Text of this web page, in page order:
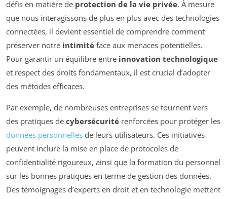
défis en matière de protection de la vie privée. À mesure
que nous interagissons de plus en plus avec des technologies
connectées, il devient essentiel de comprendre comment
préserver notre intimité face aux menaces potentielles.
Pour garantir un équilibre entre innovation technologique
et respect des droits fondamentaux, il est crucial d’adopter
des métodes efficaces.
Par exemple, de nombreuses entreprises se tournent vers
des pratiques de cybersécurité renforcées pour protéger les
données personnelles de leurs utilisateurs. Ces initiatives
peuvent inclure la mise en place de protocoles de
confidentialité rigoureux, ainsi que la formation du personnel
sur les bonnes pratiques en terme de gestion des données.
Des témoignages d’experts en droit et en technologie mettent